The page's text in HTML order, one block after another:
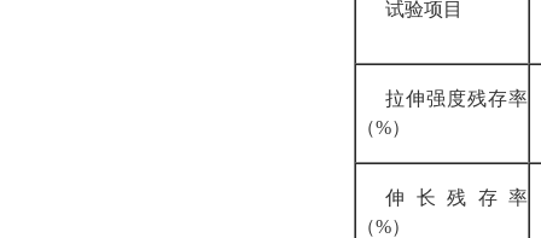
试验项目
拉伸强度残存率
（%）
伸长残存率
（%）